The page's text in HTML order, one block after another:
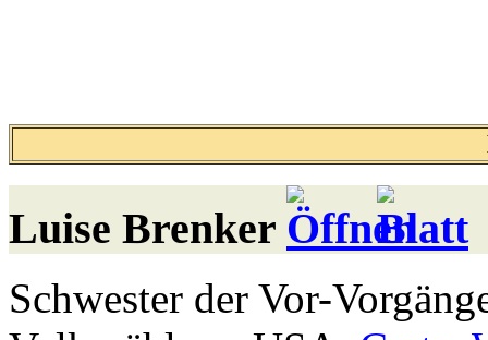
Luise Brenker
Schwester der Vor-